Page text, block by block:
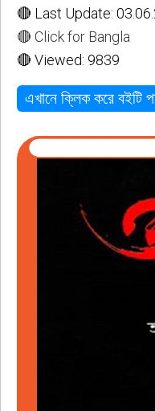
🔴 Last Update:
🔴 Click for Bangla
🔴 Viewed: 9839
এখানে ক্লিক করে বইটি